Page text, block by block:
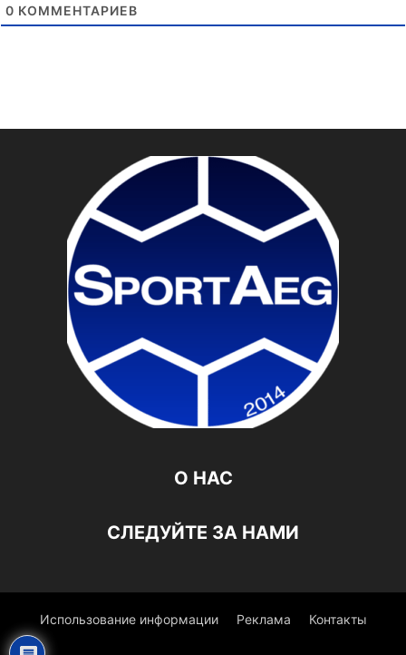
0 КОММЕНТАРИЕВ
О НАС
СЛЕДУЙТЕ ЗА НАМИ
Использование информации Реклама Контакты